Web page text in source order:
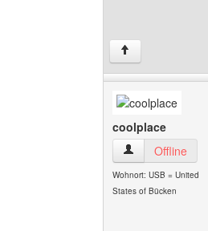
↑
coolplace
coolplaceOffline
Wohnort: USB = United
States of Bücken